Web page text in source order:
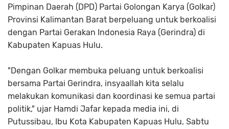
Pimpinan Daerah (DPD) Partai Golongan Karya (Golkar)
Provinsi Kalimantan Barat berpeluang untuk berkoalisi
dengan Partai Gerakan Indonesia Raya (Gerindra) di
Kabupaten Kapuas Hulu.
"Dengan Golkar membuka peluang untuk berkoalisi
bersama Partai Gerindra, insyaallah kita selalu
melakukan komunikasi dan koordinasi ke semua partai
politik," ujar Hamdi Jafar kepada media ini, di
Putussibau, Ibu Kota Kabupaten Kapuas Hulu, Sabtu